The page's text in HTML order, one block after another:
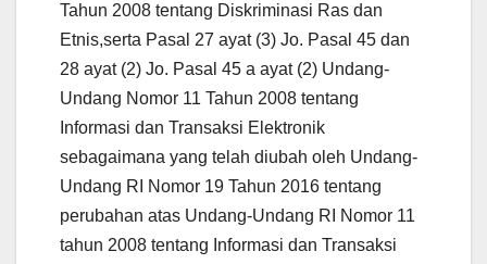
Tahun 2008 tentang Diskriminasi Ras dan
Etnis,serta Pasal 27 ayat (3) Jo. Pasal 45 dan
28 ayat (2) Jo. Pasal 45 a ayat (2) Undang-
Undang Nomor 11 Tahun 2008 tentang
Informasi dan Transaksi Elektronik
sebagaimana yang telah diubah oleh Undang-
Undang RI Nomor 19 Tahun 2016 tentang
perubahan atas Undang-Undang RI Nomor 11
tahun 2008 tentang Informasi dan Transaksi